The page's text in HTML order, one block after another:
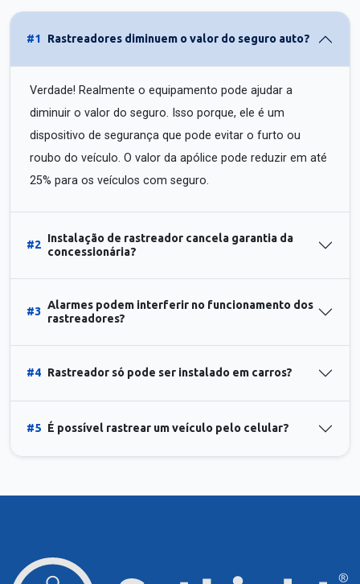
#1 Rastreadores diminuem o valor do seguro auto?
Verdade! Realmente o equipamento pode ajudar a
diminuir o valor do seguro. Isso porque, ele é um
dispositivo de segurança que pode evitar o furto ou
roubo do veículo. O valor da apólice pode reduzir em até
25% para os veículos com seguro.
#2
Instalação de rastreador cancela garantia da
concessionária?
#3
Alarmes podem interferir no funcionamento dos
rastreadores?
#4 Rastreador só pode ser instalado em carros?
#5 É possível rastrear um veículo pelo celular?